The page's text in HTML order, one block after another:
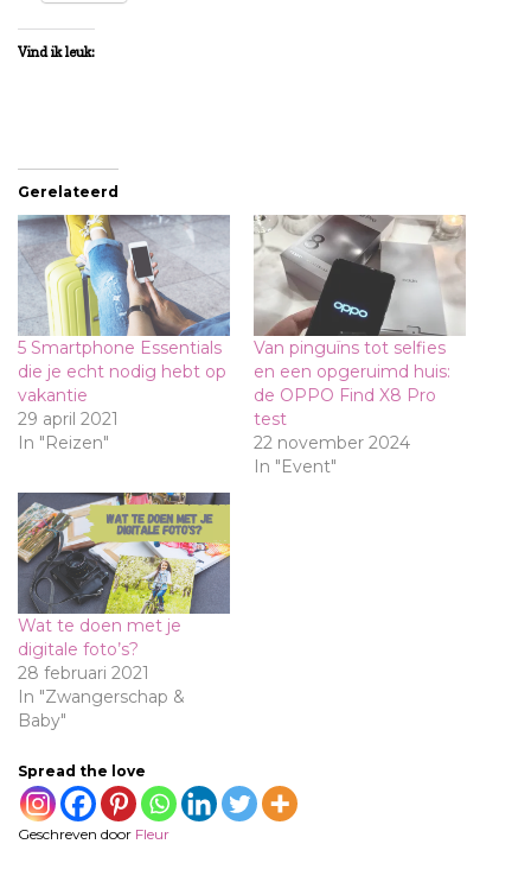
Vind ik leuk:
Gerelateerd
5 Smartphone Essentials
die je echt nodig hebt op
vakantie
29 april 2021
In "Reizen"
Van pinguïns tot selfies
en een opgeruimd huis:
de OPPO Find X8 Pro
test
22 november 2024
In "Event"
Wat te doen met je
digitale foto’s?
28 februari 2021
In "Zwangerschap &
Baby"
Spread the love
Geschreven door Fleur